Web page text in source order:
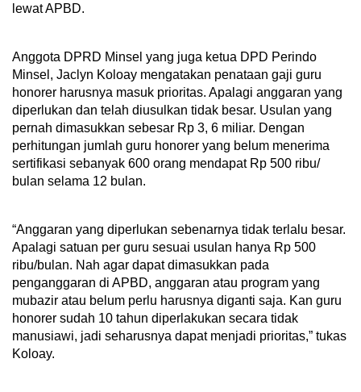
lewat APBD.
Anggota DPRD Minsel yang juga ketua DPD Perindo
Minsel, Jaclyn Koloay mengatakan penataan gaji guru
honorer harusnya masuk prioritas. Apalagi anggaran yang
diperlukan dan telah diusulkan tidak besar. Usulan yang
pernah dimasukkan sebesar Rp 3, 6 miliar. Dengan
perhitungan jumlah guru honorer yang belum menerima
sertifikasi sebanyak 600 orang mendapat Rp 500 ribu/
bulan selama 12 bulan.
“Anggaran yang diperlukan sebenarnya tidak terlalu besar.
Apalagi satuan per guru sesuai usulan hanya Rp 500
ribu/bulan. Nah agar dapat dimasukkan pada
penganggaran di APBD, anggaran atau program yang
mubazir atau belum perlu harusnya diganti saja. Kan guru
honorer sudah 10 tahun diperlakukan secara tidak
manusiawi, jadi seharusnya dapat menjadi prioritas,” tukas
Koloay.